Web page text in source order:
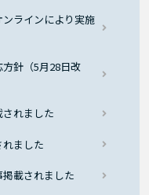
ラインにより実施
針（5月28日改
れました
ました
載されました